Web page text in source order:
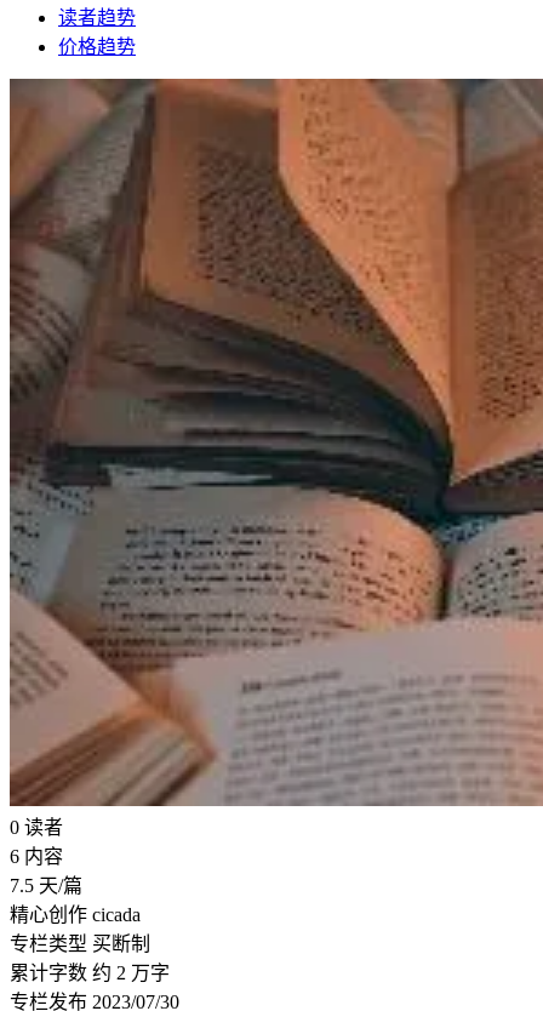
读者趋势
价格趋势
0 读者
6 内容
7.5 天/篇
精心创作 cicada
专栏类型 买断制
累计字数 约 2 万字
专栏发布 2023/07/30